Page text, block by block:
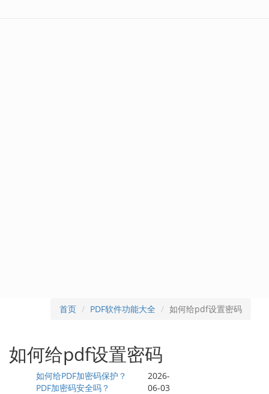
首页 PDF软件功能大全 如何给pdf设置密码
如何给pdf设置密码
如何给PDF加密码保护？
PDF加密码安全吗？
2026-
06-03